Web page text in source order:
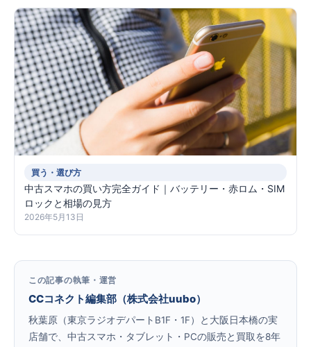
買う・選び方
中古スマホの買い方完全ガイド｜バッテリー・赤ロム・SIM
ロックと相場の見方
2026年5月13日
この記事の執筆・運営
CCコネクト編集部（株式会社uubo）
秋葉原（東京ラジオデパートB1F・1F）と大阪日本橋の実
店舗で、中古スマホ・タブレット・PCの販売と買取を8年